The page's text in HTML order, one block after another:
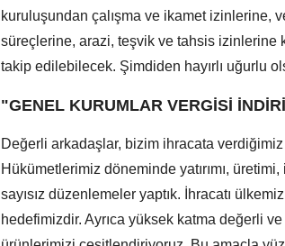
kuruluşundan çalışma ve ikamet izinlerine,
süreçlerine, arazi, teşvik ve tahsis izinlerine
takip edilebilecek. Şimdiden hayırlı uğurlu
"GENEL KURUMLAR VERGİSİ
Değerli arkadaşlar, bizim ihracata
Hükümetlerimiz döneminde yatırımı,
sayısız düzenlemeler yaptık. İhracatı
hedefimizdir. Ayrıca yüksek katma değerli